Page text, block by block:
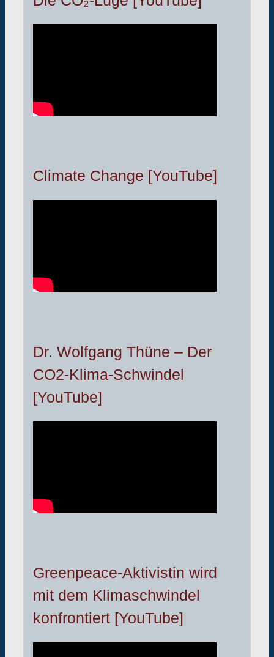
Climate Change [YouTube]
Dr. Wolfgang Thüne – Der
CO2-Klima-Schwindel
[YouTube]
Greenpeace-Aktivistin wird
mit dem Klimaschwindel
konfrontiert [YouTube]